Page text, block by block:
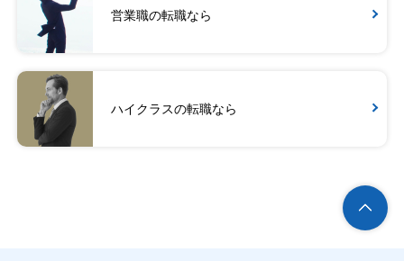
営業職の転職なら
ハイクラスの転職なら